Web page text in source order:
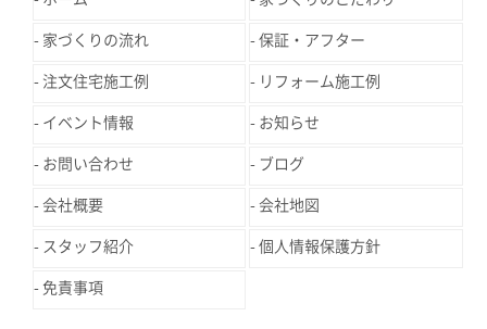
家づくりの流れ 保証・アフター
注文住宅施工例 リフォーム施工例
イベント情報 お知らせ
お問い合わせ ブログ
会社概要 会社地図
スタッフ紹介 個人情報保護方針
免責事項